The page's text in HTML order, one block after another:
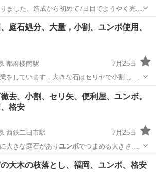
ました、造成から初めて7日目でようやく完成
んなこともしています、お悩みの方はご相談
都府楼南駅 便利屋 ユンボ
庭石処分、大量，小割、ユンボ使用、
都府楼南駅
7月25日
をしています，大きな石はセリヤで小割し
荷台に吊りこんでいます、(有)コウチャンサー
不要な庭石の処分で御困りの方はご相談くだ
都府楼南駅 その他 庭石
去、小割、セリ矢、便利屋、ユンボ。
格安
西鉄二日市駅
7月25日
大きな庭石があり ユンボでつまめる大きさに
…西鉄二日市駅 便利屋 庭石
大木の枝落とし、福岡、ユンボ、格安